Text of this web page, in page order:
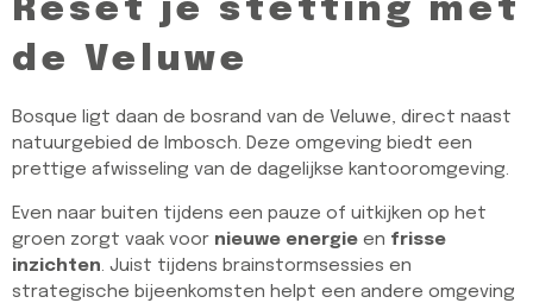
Reset je stetting met
de Veluwe
Bosque ligt daan de bosrand van de Veluwe, direct naast
natuurgebied de Imbosch. Deze omgeving biedt een
prettige afwisseling van de dagelijkse kantooromgeving.
Even naar buiten tijdens een pauze of uitkijken op het
groen zorgt vaak voor nieuwe energie en frisse
inzichten. Juist tijdens brainstormsessies en
strategische bijeenkomsten helpt een andere omgeving